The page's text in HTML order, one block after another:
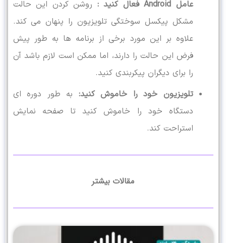
عامل Android فعال کنید :
روشن کردن این حالت
مشکل پیکسل سوختگی تلویزیون را پنهان می کند.
علاوه بر این مورد برخی از برنامه ها به طور پیش
فرض این حالت را دارند، اما ممکن است لازم باشد آن
را برای دیگران پیکربندی کنید.
تلویزیون خود را خاموش کنید: به ‌طور دوره ‌ای
دستگاه خود را خاموش کنید تا صفحه نمایش
استراحت کند.
مقالات بیشتر